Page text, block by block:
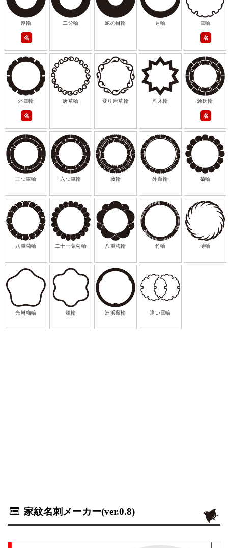
厚輪
名
二分輪 蛇の目輪 月輪 雪輪
名
外雪輪
名
唐草輪 変り唐草輪 雁木輪 源氏輪
名
三つ車輪 六つ車輪 藤輪 外藤輪 菊輪
八重菊輪 二十一葉菊輪 八重梅輪 竹輪 薄輪
光琳梅輪 朧輪 洲浜藤輪 違い雪輪
家紋名刺メーカー(ver.0.8)